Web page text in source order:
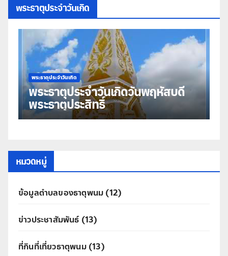
พระธาตุประจำวันเกิด
กิดวันพฤหัสบดี
พระธาตุประจำวันเกิด
พระธาตุประจำวันเกิดวัน
มหาชัย
หมวดหมู่
ข้อมูลตำบลของธาตุพนม (12)
ข่าวประชาสัมพันธ์(13)
ที่กินที่เที่ยวธาตุพนม(13)